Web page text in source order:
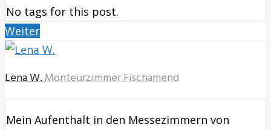
No tags for this post.
Weiter
Lena W.Monteurzimmer Fischamend
Mein Aufenthalt in den Messezimmern von